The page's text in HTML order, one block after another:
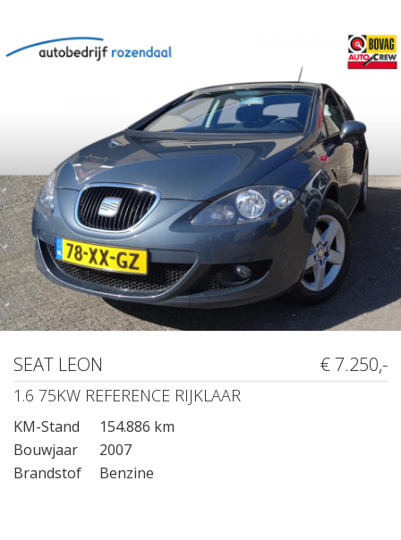
SEAT LEON € 7.250,-
1.6 75KW REFERENCE RIJKLAAR
KM-Stand
154.886 km
Bouwjaar
2007
Brandstof
Benzine